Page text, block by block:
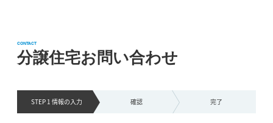
分譲住宅お問い合わせ
CONTACT
STEP 1 情報の入力 確認 完了